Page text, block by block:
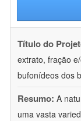
Título do
extrato, fração
bufonídeos dos
Resumo: A
uma vasta